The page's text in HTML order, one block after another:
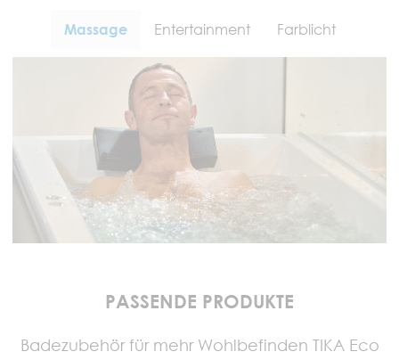
Massage Entertainment Farblicht
PASSENDE PRODUKTE
Badezubehör für mehr Wohlbefinden TIKA Eco